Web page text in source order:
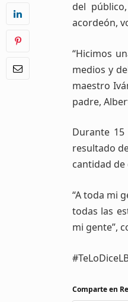
del
acordeón,
“Hicimos
medios y
maestro
padre,
Durante
resultado
cantidad de
“A toda mi
todas las
mi gente”,
Comparte en